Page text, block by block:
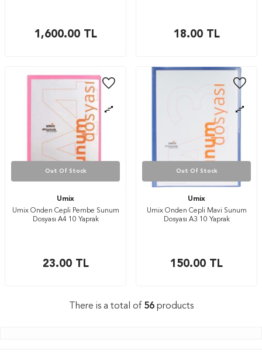
1,600.00TL 18.00TL
Out Of Stock
Umix
Umix Önden Cepli Pembe Sunum
Dosyası A4 10 Yaprak
23.00TL
Out Of Stock
Umix
Umix Önden Cepli Mavi Sunum
Dosyası A3 10 Yaprak
150.00 TL
There is a total of 56products